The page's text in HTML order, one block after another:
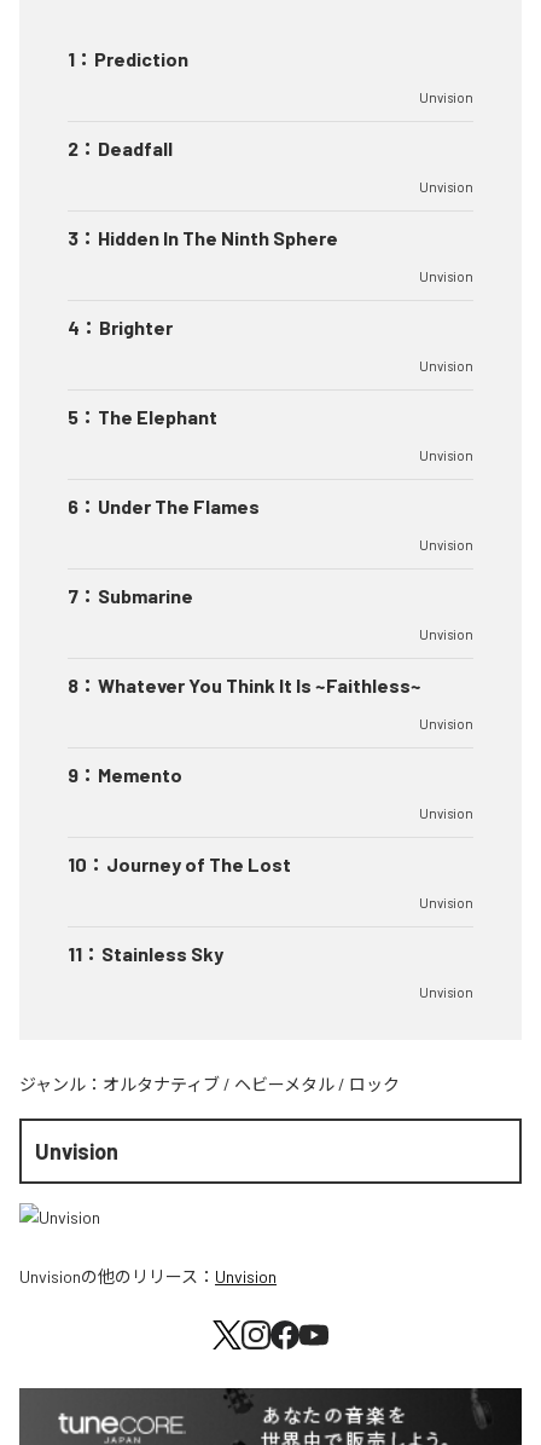
1 ： Prediction
Unvision
2 ： Deadfall
Unvision
3 ： Hidden In The Ninth Sphere
Unvision
4 ： Brighter
Unvision
5 ： The Elephant
Unvision
6 ： Under The Flames
Unvision
7 ： Submarine
Unvision
8 ： Whatever You Think It Is ~Faithless~
Unvision
9 ： Memento
Unvision
10 ： Journey of The Lost
Unvision
11 ： Stainless Sky
Unvision
ジャンル： オルタナティブ / ヘビーメタル / ロック
Unvision
Unvisionの他のリリース： Unvision